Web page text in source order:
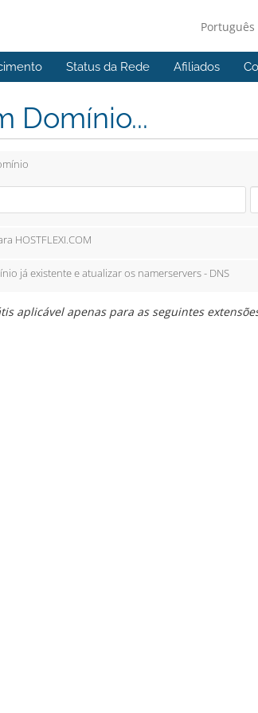
Português
Status da Rede Afiliados
Domínio...
HOSTFLEXI.COM
já existente e atualizar os namerservers - DNS
aplicável apenas para as seguintes